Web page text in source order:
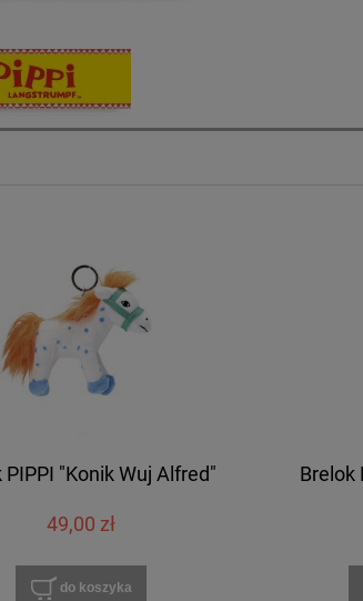
PIPPI "Konik Wuj Alfred"
49,00 zł
do koszyka
Brelok